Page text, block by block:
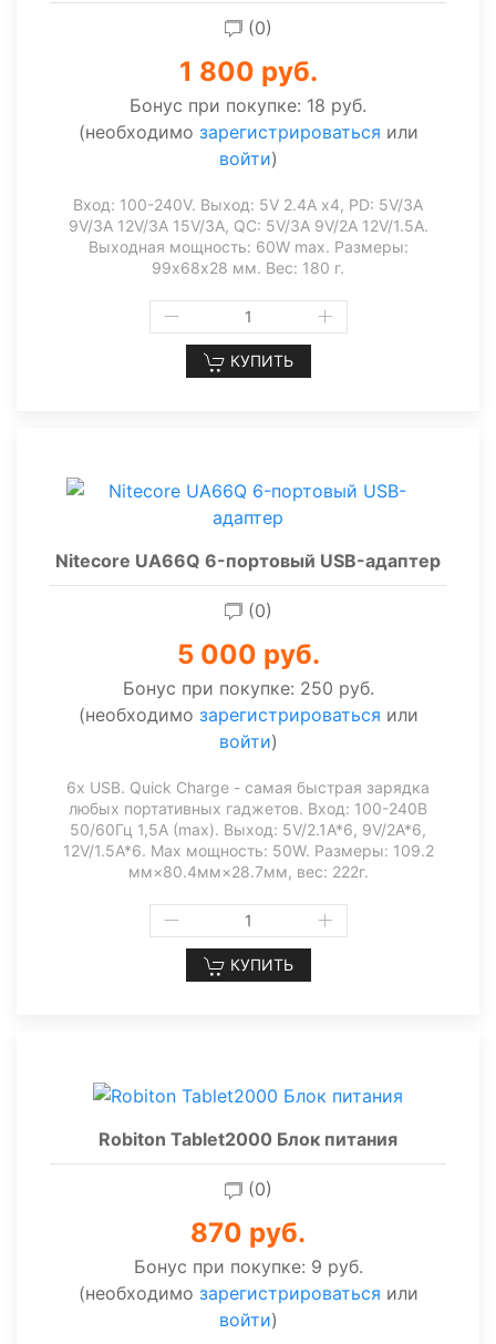
(0)
1 800 руб.
Бонус при покупке: 18 руб.
(необходимо зарегистрироваться или
войти)
Вход: 100-240V. Выход: 5V 2.4А х4, PD: 5V/3A
9V/3A 12V/3A 15V/3A, QC: 5V/3A 9V/2A 12V/1.5A.
Выходная мощность: 60W max. Размеры:
99х68х28 мм. Вес: 180 г.
КУПИТЬ
Nitecore UA66Q 6-портовый USB-адаптер
(0)
5 000 руб.
Бонус при покупке: 250 руб.
(необходимо зарегистрироваться или
войти)
6x USB. Quick Charge - самая быстрая зарядка
любых портативных гаджетов. Вход: 100-240В
50/60Гц 1,5А (max). Выход: 5V/2.1A*6, 9V/2A*6,
12V/1.5A*6. Max мощность: 50W. Размеры: 109.2
мм×80.4мм×28.7мм, вес: 222г.
КУПИТЬ
Robiton Tablet2000 Блок питания
(0)
870 руб.
Бонус при покупке: 9 руб.
(необходимо зарегистрироваться или
войти)